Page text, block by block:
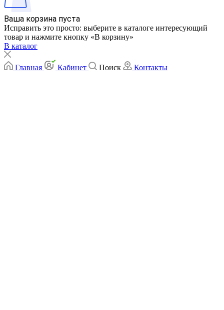
Ваша корзина пуста
Исправить это просто: выберите в каталоге интересующий
товар и нажмите кнопку «В корзину»
В каталог
Главная Кабинет Поиск Контакты